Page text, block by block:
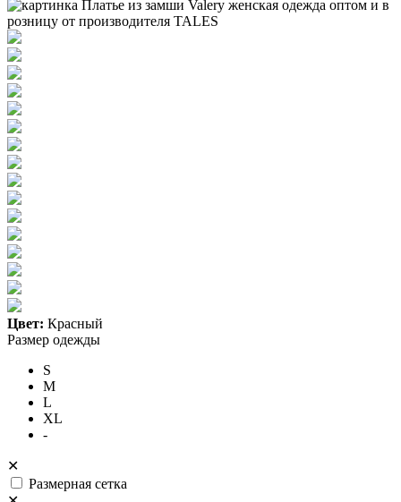
Цвет: Красный
Размер одежды
S
M
L
XL
-
✕
Размерная сетка